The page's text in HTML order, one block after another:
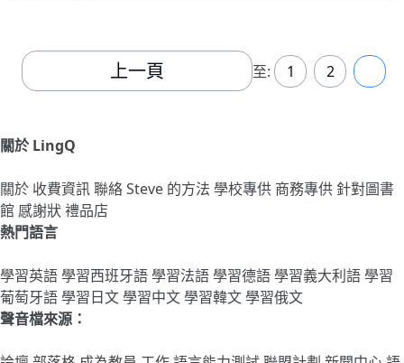
上一頁 至: 1 2
關於 LingQ
關於 收費資訊聯絡Steve 的方法 學校專供 商務專供 針對圖書
館 感謝狀禮品店
熱門語言
學習英語學習西班牙語學習法語學習德語學習義大利語學習
葡萄牙語學習日文學習中文學習韓文學習俄文
聲音檔來源：